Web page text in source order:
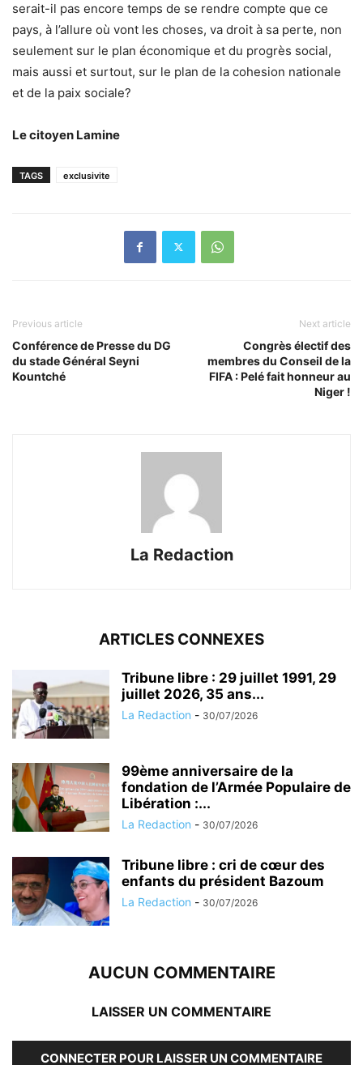
serait-il pas encore temps de se rendre compte que ce
pays, à l’allure où vont les choses, va droit à sa perte, non
seulement sur le plan économique et du progrès social,
mais aussi et surtout, sur le plan de la cohesion nationale
et de la paix sociale?
Le citoyen Lamine
TAGS exclusivite
Previous article
Conférence de Presse du DG
du stade Général Seyni
Kountché
Next article
Congrès électif des
membres du Conseil de la
FIFA : Pelé fait honneur au
Niger !
La Redaction
ARTICLES CONNEXES
Tribune libre : 29 juillet 1991, 29
juillet 2026, 35 ans...
La Redaction - 30/07/2026
99ème anniversaire de la
fondation de l’Armée Populaire de
Libération :...
La Redaction - 30/07/2026
Tribune libre : cri de cœur des
enfants du président Bazoum
La Redaction - 30/07/2026
AUCUN COMMENTAIRE
LAISSER UN COMMENTAIRE
CONNECTER POUR LAISSER UN COMMENTAIRE